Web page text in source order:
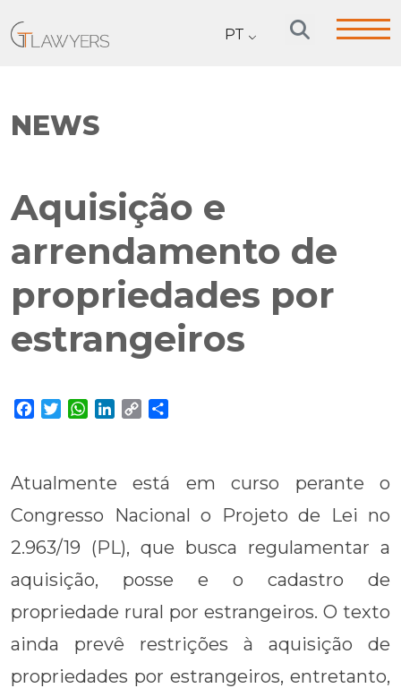
PT
NEWS
Aquisição e
arrendamento de
propriedades por
estrangeiros
Facebook
TwitterWhatsApp
LinkedIn
Copy
Atualmente está em curso perante o
Congresso Nacional o Projeto de Lei no
2.963/19 (PL), que busca regulamentar a
aquisição, posse e o cadastro de
propriedade rural por estrangeiros. O texto
ainda prevê restrições à aquisição de
propriedades por estrangeiros, entretanto,